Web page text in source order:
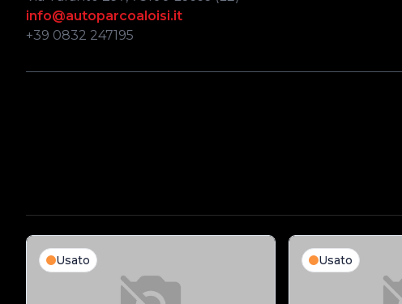
info@autoparcoaloisi.it
+39 0832 247195
Usato Usato